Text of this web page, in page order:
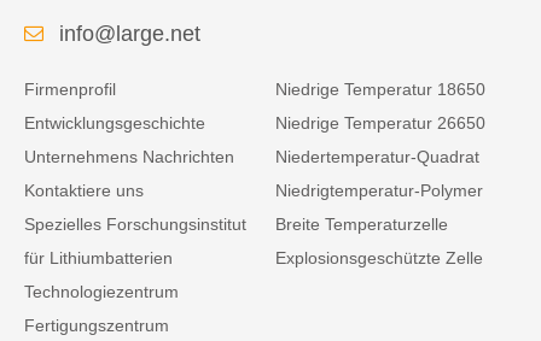
info@large.net
Firmenprofil
Entwicklungsgeschichte
Unternehmens Nachrichten
Kontaktiere uns
Spezielles Forschungsinstitut
für Lithiumbatterien
Technologiezentrum
Fertigungszentrum
Niedrige Temperatur 18650
Niedrige Temperatur 26650
Niedertemperatur-Quadrat
Niedrigtemperatur-Polymer
Breite Temperaturzelle
Explosionsgeschützte Zelle